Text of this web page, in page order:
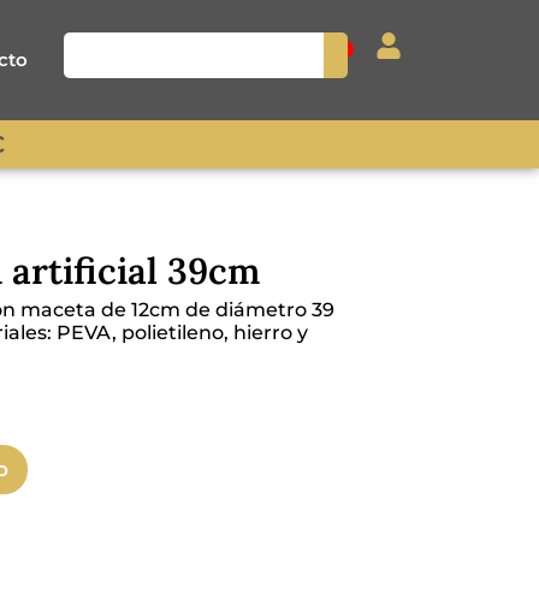
artificial 39cm
maceta de 12cm de diámetro 39
PEVA, polietileno, hierro y